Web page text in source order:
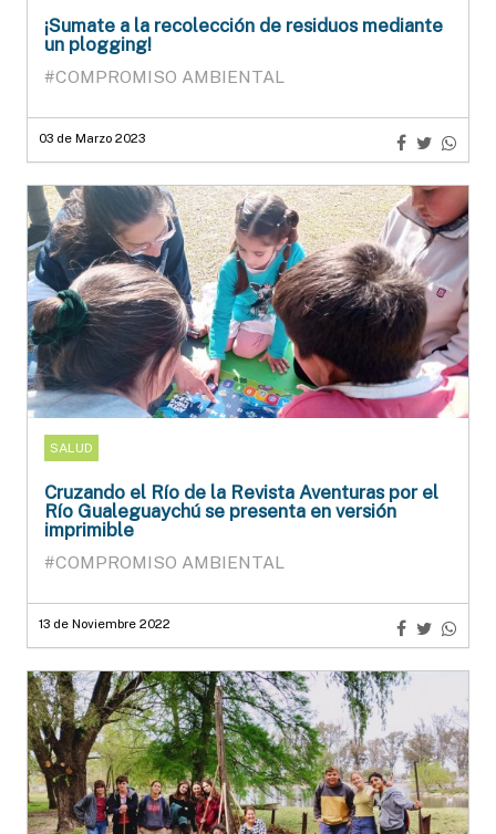
¡Sumate a la recolección de residuos mediante
un plogging!
#COMPROMISO AMBIENTAL
03 de Marzo 2023
SALUD
Cruzando el Río de la Revista Aventuras por el
Río Gualeguaychú se presenta en versión
imprimible
#COMPROMISO AMBIENTAL
13 de Noviembre 2022